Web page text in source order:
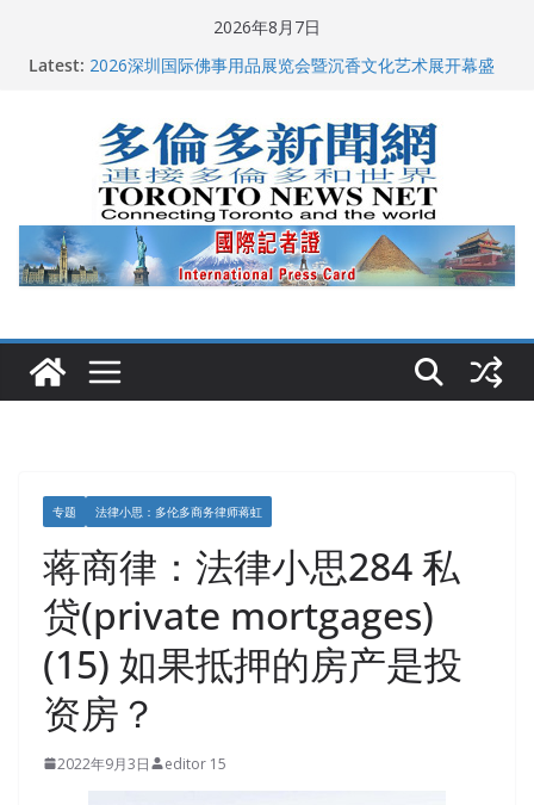
2026年8月7日
Latest: 2026深圳国际佛事用品展览会暨沉香文化艺术展开幕盛
特朗普称加拿大“不友善”并批评其领导层 卡尼：谈判事
关加拿大就业
2026加拿大青少年儿童绘画比赛颁奖典礼多伦多举行
龚晓华参加多伦多骄傲大游行 与市民分享竞选理念
专题 法律小思：多伦多商务律师蒋虹
蒋商律：法律小思284 私
贷(private mortgages)
(15) 如果抵押的房产是投
资房？
2022年9月3日 editor 15